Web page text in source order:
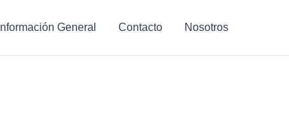
Información General Contacto Nosotros